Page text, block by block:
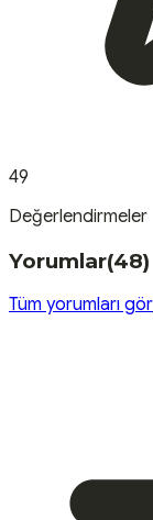
49
Değerlendirmeler
Yorumlar(48)
Tüm yorumları gör